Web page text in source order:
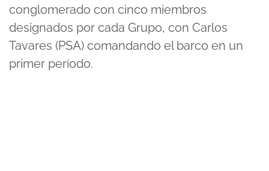
conglomerado con cinco miembros
designados por cada Grupo, con Carlos
Tavares (PSA) comandando el barco en un
primer período.